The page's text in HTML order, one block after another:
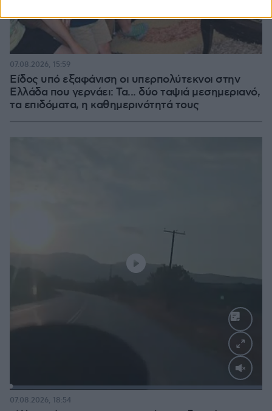
Είδος υπό εξαφάνιση οι υπερπολύτεκνοι στην
Ελλάδα που γερνάει: Τα... δύο ταψιά μεσημεριανό,
τα επιδόματα, η καθημερινότητά τους
07.08.2026, 15:59
Loaded:
07.08.2026, 18:54